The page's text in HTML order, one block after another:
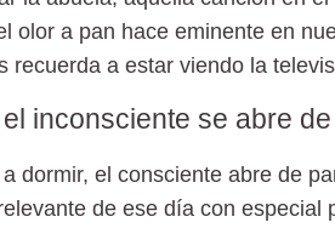
olor a pan hace eminente en
recuerda a estar viendo la
inconsciente se abre
dormir, el consciente abre de
de ese día con especial